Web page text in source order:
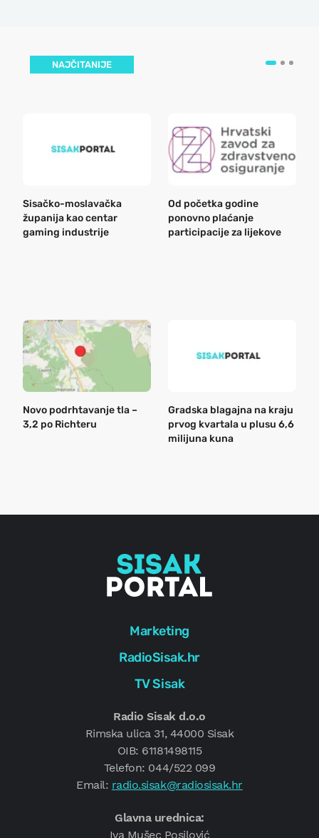
NAJČITANIJE
Sisačko-moslavačka
županija kao centar
gaming industrije
Od početka godine
ponovno plaćanje
participacije za lijekove
Novo podrhtavanje tla –
3,2 po Richteru
Gradska blagajna na kraju
prvog kvartala u plusu 6,6
milijuna kuna
Marketing
RadioSisak.hr
TV Sisak
Radio Sisak d.o.o
Rimska ulica 31, 44000 Sisak
OIB: 61181498115
Telefon: 044/522 099
Email: radio.sisak@radiosisak.hr
Glavna urednica:
Iva Mušec Posilović